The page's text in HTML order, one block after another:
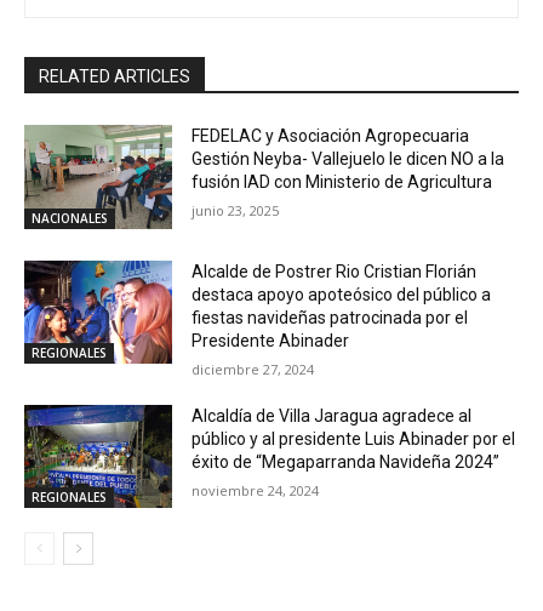
RELATED ARTICLES
NACIONALES
FEDELAC y Asociación Agropecuaria
Gestión Neyba- Vallejuelo le dicen NO a la
fusión IAD con Ministerio de Agricultura
junio 23, 2025
REGIONALES
Alcalde de Postrer Rio Cristian Florián
destaca apoyo apoteósico del público a
fiestas navideñas patrocinada por el
Presidente Abinader
diciembre 27, 2024
REGIONALES
Alcaldía de Villa Jaragua agradece al
público y al presidente Luis Abinader por el
éxito de “Megaparranda Navideña 2024”
noviembre 24, 2024